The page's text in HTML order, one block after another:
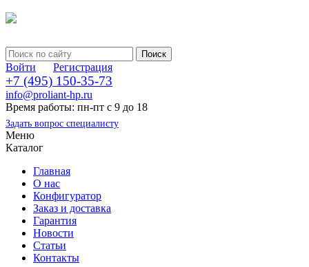
Войти Регистрация
+7 (495) 150-35-73
info@proliant-hp.ru
Время работы: пн-пт с 9 до 18
Задать вопрос специалисту
Меню
Каталог
Главная
О нас
Конфигуратор
Заказ и доставка
Гарантия
Новости
Статьи
Контакты